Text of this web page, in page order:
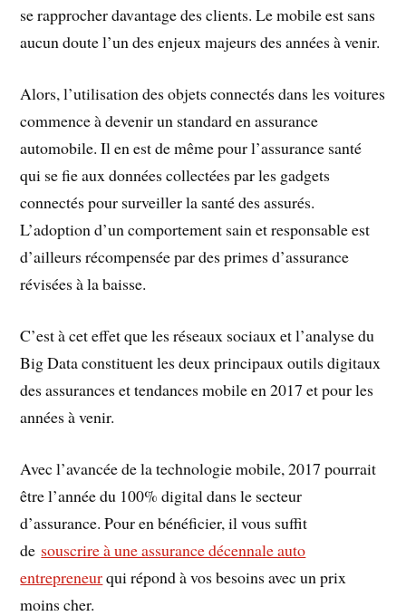
se rapprocher davantage des clients. Le mobile est sans
aucun doute l’un des enjeux majeurs des années à venir.
Alors, l’utilisation des objets connectés dans les voitures
commence à devenir un standard en assurance
automobile. Il en est de même pour l’assurance santé
qui se fie aux données collectées par les gadgets
connectés pour surveiller la santé des assurés.
L’adoption d’un comportement sain et responsable est
d’ailleurs récompensée par des primes d’assurance
révisées à la baisse.
C’est à cet effet que les réseaux sociaux et l’analyse du
Big Data constituent les deux principaux outils digitaux
des assurances et tendances mobile en 2017 et pour les
années à venir.
Avec l’avancée de la technologie mobile, 2017 pourrait
être l’année du 100% digital dans le secteur
d’assurance. Pour en bénéficier, il vous suffit
de souscrire à une assurance décennale auto
entrepreneurqui répond à vos besoins avec un prix
moins cher.